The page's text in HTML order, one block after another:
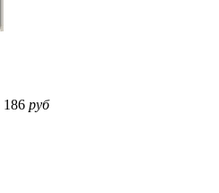
186 руб